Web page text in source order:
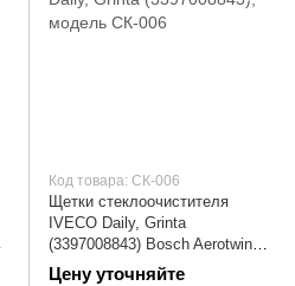
Код товара: СК-006
Щетки стеклоочистителя
IVECO Daily, Grinta
(3397008843) Bosch Aerotwin
600 мм (дворники) | СК-006
Цену уточняйте